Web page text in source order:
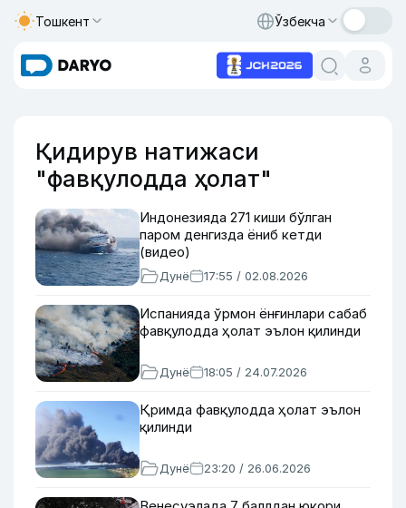
Тошкент Ўзбекча
Қидирув натижаси
"фавқулодда ҳолат"
Индонезияда 271 киши бўлган
паром денгизда ёниб кетди
(видео)
Дунё 17:55 / 02.08.2026
Испанияда ўрмон ёнғинлари сабаб
фавқулодда ҳолат эълон қилинди
Дунё 18:05 / 24.07.2026
Қримда фавқулодда ҳолат эълон
қилинди
Дунё 23:20 / 26.06.2026